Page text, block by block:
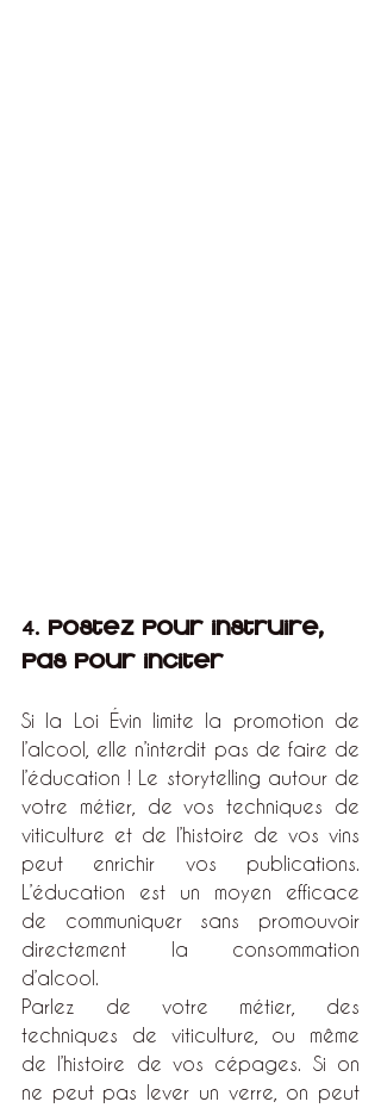
4. Postez pour instruire,
pas pour inciter
Si la Loi Évin limite la promotion de
l’alcool, elle n’interdit pas de faire de
l’éducation ! Le storytelling autour de
votre métier, de vos techniques de
viticulture et de l’histoire de vos vins
peut enrichir vos publications.
L’éducation est un moyen efficace
de communiquer sans promouvoir
directement la consommation
d’alcool.
Parlez de votre métier, des
techniques de viticulture, ou même
de l’histoire de vos cépages. Si on
ne peut pas lever un verre, on peut